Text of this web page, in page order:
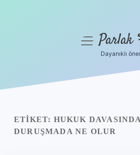
Yasal Uyarı
menüyüParlak
Dayanıklı
ETIKET: HUKUK
DURUŞMADA NE OLUR